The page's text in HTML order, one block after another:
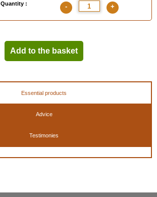
Quantity :
- +
Add to the basket
Essential products
Advice
Testimonies